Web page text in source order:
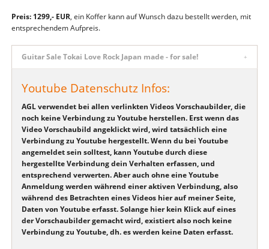
Preis: 1299,- EUR, ein Koffer kann auf Wunsch dazu bestellt werden, mit
entsprechendem Aufpreis.
Guitar Sale Tokai Love Rock Japan made - for sale!
Youtube Datenschutz Infos:
AGL verwendet bei allen verlinkten Videos Vorschaubilder, die
noch keine Verbindung zu Youtube herstellen. Erst wenn das
Video Vorschaubild angeklickt wird, wird tatsächlich eine
Verbindung zu Youtube hergestellt. Wenn du bei Youtube
angemeldet sein solltest, kann Youtube durch diese
hergestellte Verbindung dein Verhalten erfassen, und
entsprechend verwerten. Aber auch ohne eine Youtube
Anmeldung werden während einer aktiven Verbindung, also
während des Betrachten eines Videos hier auf meiner Seite,
Daten von Youtube erfasst. Solange hier kein Klick auf eines
der Vorschaubilder gemacht wird, existiert also noch keine
Verbindung zu Youtube, dh. es werden keine Daten erfasst.